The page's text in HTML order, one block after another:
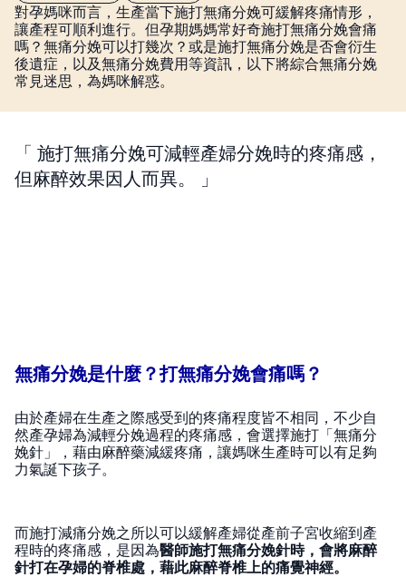
對孕媽咪而言，生產當下施打無痛分娩可緩解疼痛情形，
讓產程可順利進行。但孕期媽媽常好奇施打無痛分娩會痛
嗎？無痛分娩可以打幾次？或是施打無痛分娩是否會衍生
後遺症，以及無痛分娩費用等資訊，以下將綜合無痛分娩
常見迷思，為媽咪解惑。
施打無痛分娩可減輕產婦分娩時的疼痛感，
但麻醉效果因人而異。
無痛分娩是什麼？打無痛分娩會痛嗎？
由於產婦在生產之際感受到的疼痛程度皆不相同，不少自
然產孕婦為減輕分娩過程的疼痛感，會選擇施打「無痛分
娩針」，藉由麻醉藥減緩疼痛，讓媽咪生產時可以有足夠
力氣誕下孩子。
而施打減痛分娩之所以可以緩解產婦從產前子宮收縮到產
程時的疼痛感，是因為醫師施打無痛分娩針時，會將麻醉
針打在孕婦的脊椎處，藉此麻醉脊椎上的痛覺神經。